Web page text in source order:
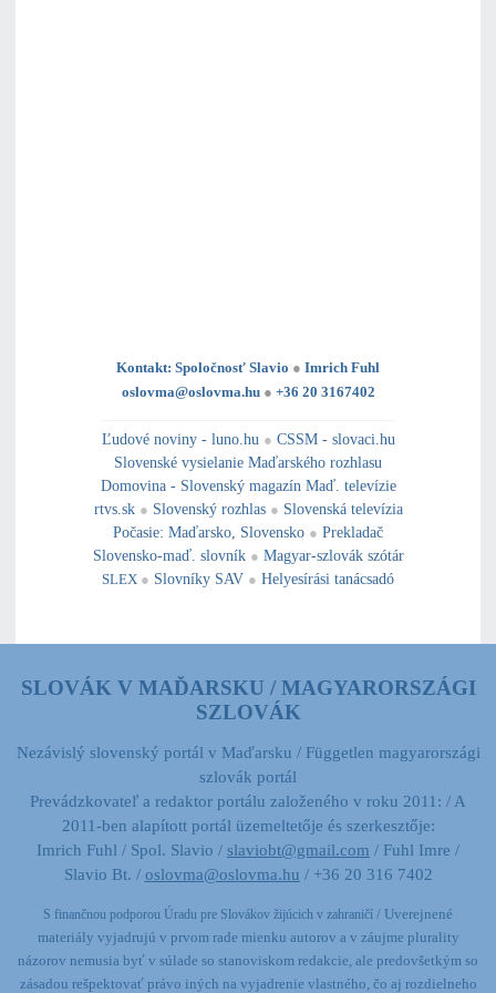
Kontakt: Spoločnosť Slavio ● Imrich Fuhl
oslovma@oslovma.hu ● +36 20 3167402
Ľudové noviny - luno.hu ● CSSM - slovaci.hu
Slovenské vysielanie Maďarského rozhlasu
Domovina - Slovenský magazín Maď. televízie
rtvs.sk ● Slovenský rozhlas ● Slovenská televízia
Počasie: Maďarsko Slovensko ● Prekladač
Slovensko-maď. slovník ● Magyar-szlovák szótár
SLEX ● Slovníky SAV ● Helyesírási tanácsadó
SLOVÁK V MAĎARSKU / MAGYARORSZÁGI
SZLOVÁK
Nezávislý slovenský portál v Maďarsku / Független magyarországi
szlovák portál
Prevádzkovateľ a redaktor portálu založeného v roku 2011: / A
2011-ben alapított portál üzemeltetője és szerkesztője:
Imrich Fuhl / Spol. Slavio / slaviobt@gmail.com / Fuhl Imre /
Slavio Bt. / oslovma@oslovma.hu / +36 20 316 7402
S finančnou podporou Úradu pre Slovákov žijúcich v zahraničí / Uverejnené
materiály vyjadrujú v prvom rade mienku autorov a v záujme plurality
názorov nemusia byť v súlade so stanoviskom redakcie, ale predovšetkým so
zásadou rešpektovať právo iných na vyjadrenie vlastného, čo aj rozdielneho